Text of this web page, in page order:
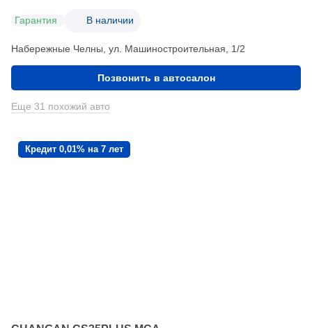
Гарантия В наличии
Набережные Челны, ул. Машиностроительная, 1/2
Позвонить в автосалон
Еще 31 похожий авто
Кредит 0,01% на 7 лет